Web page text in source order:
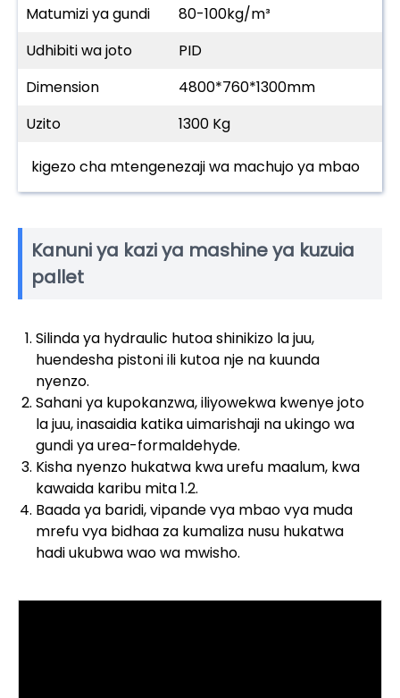
Matumizi ya gundi
80-100kg/m³
Udhibiti wa joto
PID
Dimension
4800*760*1300mm
Uzito
1300 Kg
kigezo cha mtengenezaji wa machujo ya mbao
Kanuni ya kazi ya mashine ya kuzuia
pallet
Silinda ya hydraulic hutoa shinikizo la juu,
huendesha pistoni ili kutoa nje na kuunda
nyenzo.
Sahani ya kupokanzwa, iliyowekwa kwenye joto
la juu, inasaidia katika uimarishaji na ukingo wa
gundi ya urea-formaldehyde.
Kisha nyenzo hukatwa kwa urefu maalum, kwa
kawaida karibu mita 1.2.
Baada ya baridi, vipande vya mbao vya muda
mrefu vya bidhaa za kumaliza nusu hukatwa
hadi ukubwa wao wa mwisho.